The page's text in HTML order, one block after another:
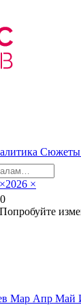
Сюжеты
×2026 ×
Мар Апр Май